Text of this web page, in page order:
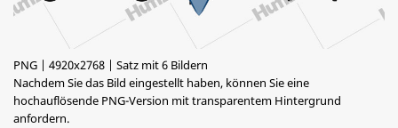
PNG | 4920x2768 | Satz mit 6 Bildern
Nachdem Sie das Bild eingestellt haben, können Sie eine
hochauflösende PNG-Version mit transparentem Hintergrund
anfordern.